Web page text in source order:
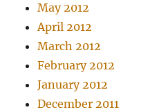
May 2012
April 2012
March 2012
February 2012
January 2012
December 2011